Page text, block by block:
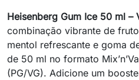
Heisenberg Gum Ice 50 ml –
combinação vibrante de
mentol refrescante e goma
de 50 ml no formato
(PG/VG). Adicione um